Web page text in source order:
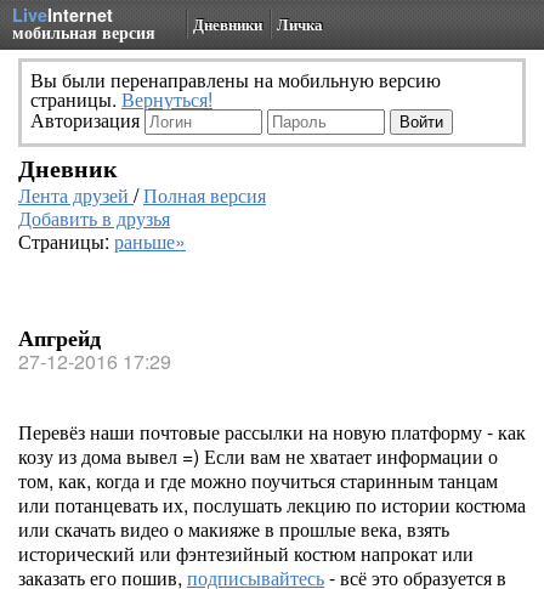
LiveInternet
мобильная версия Дневники Личка
Вы были перенаправлены на мобильную версию
страницы. Вернуться!
Авторизация
Дневник
Лента друзей /Полная версия
Добавить в друзья
Страницы: раньше»
Апгрейд
27-12-2016 17:29
Перевёз наши почтовые рассылки на новую платформу - как
козу из дома вывел =) Если вам не хватает информации о
том, как, когда и где можно поучиться старинным танцам
или потанцевать их, послушать лекцию по истории костюма
или скачать видео о макияже в прошлые века, взять
исторический или фэнтезийный костюм напрокат или
заказать его пошив, подписывайтесь- всё это образуется в